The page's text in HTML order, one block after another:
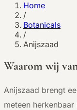
Home
/
Botanicals
/
Anijszaad
Waarom wij
Anijszaad brengt
meteen